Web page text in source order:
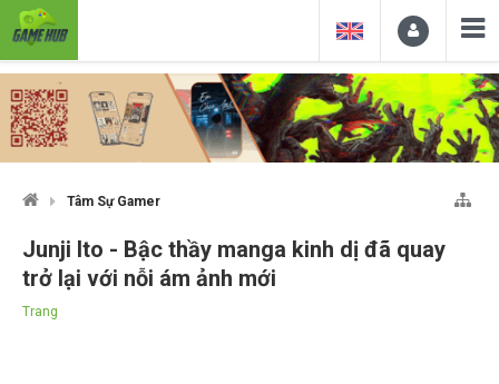
Tâm Sự Gamer
Junji Ito - Bậc thầy manga kinh dị đã quay
trở lại với nỗi ám ảnh mới
Trang